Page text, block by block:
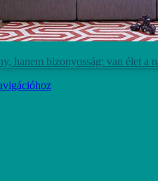
hanem bizonyosság: van élet a